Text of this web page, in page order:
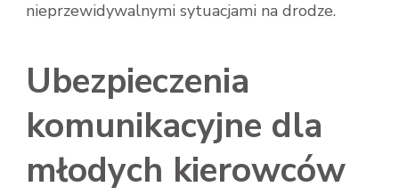
nieprzewidywalnymi sytuacjami na drodze.
Ubezpieczenia
komunikacyjne dla
młodych kierowców